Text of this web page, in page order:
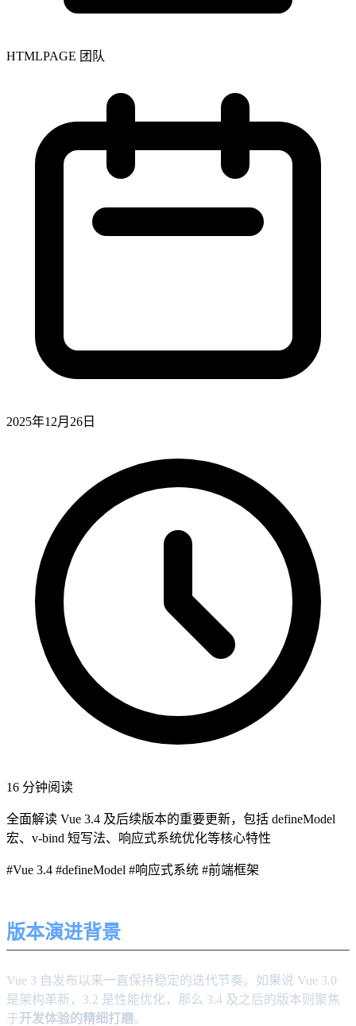
HTMLPAGE 团队
2025年12月26日
16 分钟阅读
全面解读 Vue 3.4 及后续版本的重要更新，包括 defineModel
宏、v-bind 短写法、响应式系统优化等核心特性
#Vue 3.4 #defineModel #响应式系统 #前端框架
版本演进背景
Vue 3 自发布以来一直保持稳定的迭代节奏。如果说 Vue 3.0
是架构革新，3.2 是性能优化，那么 3.4 及之后的版本则聚焦
于开发体验的精细打磨。